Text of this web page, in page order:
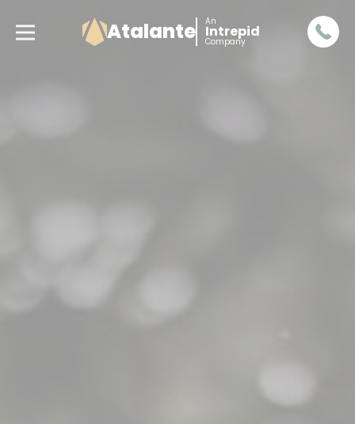
Atalante An
Intrepid
Company